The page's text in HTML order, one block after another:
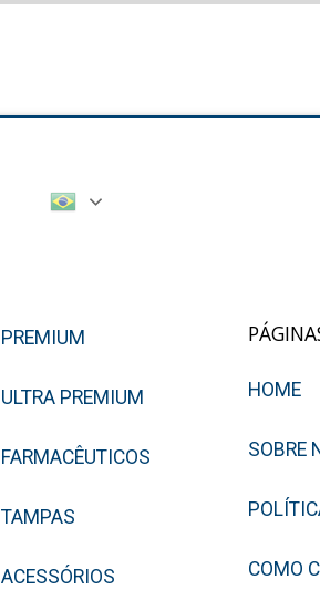
PREMIUM
ULTRA PREMIUM
FARMACÊUTICOS
TAMPAS
ACESSÓRIOS
HOME
SOBRE
COMO